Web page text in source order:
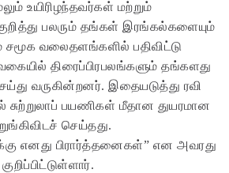
உயிரிழந்தவர்கள் மற்றும்
பலரும் தங்கள் இரங்கல்களையும்
சமூக வலைதளங்களில் பதிவிட்டு
திரைப்பிரபலங்களும் தங்களது
வருகின்றனர். இதையடுத்து ரவி
பயணிகள் மீதான துயரமான
செய்தது.
எனது பிரார்த்தனைகள்” என அவரது